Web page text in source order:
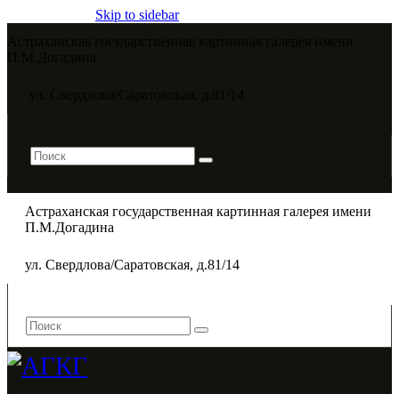
Skip to sidebar
Астраханская государственная картинная галерея имени
П.М.Догадина​
ул. Свердлова/Саратовская, д.81/14